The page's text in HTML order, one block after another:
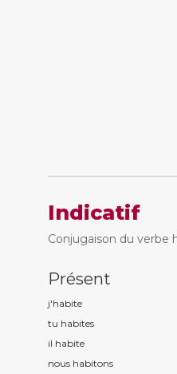
Indicatif
Conjugaison du verbe
Présent
j'habite
tu habites
il habite
nous habitons